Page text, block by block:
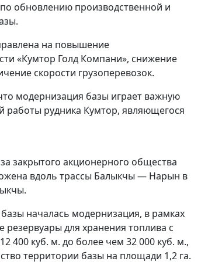
обновлению производственной и
на повышение
«Кумтор Голд Компани», снижение
скорости грузоперевозок.
модернизация базы играет важную
работы рудника Кумтор, являющегося
закрытого акционерного общества
вдоль трассы Балыкчы — Нарын в
началась модернизация, в рамках
для хранения топлива с
400 куб. м. до более чем 32 000 куб. м.,
территории базы на площади 1,2 га.